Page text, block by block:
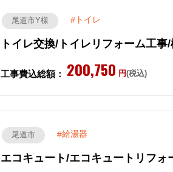
尾道市Y様 トイレ
トイレ交換/トイレリフォーム工
工事費込総額： 200,750 円(税込)
尾道市 給湯器
エコキュート/エコキュートリフ